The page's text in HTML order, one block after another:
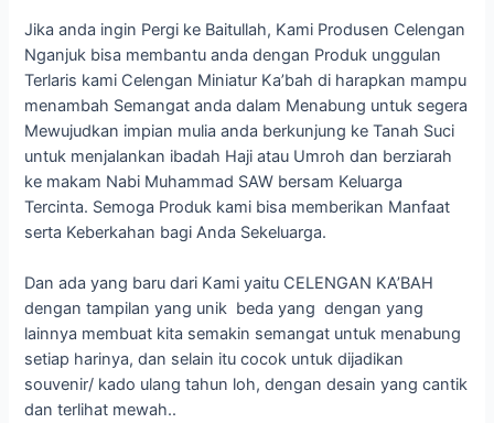
Jika anda ingin Pergi ke Baitullah, Kami Produsen Celengan
Nganjuk bisa membantu anda dengan Produk unggulan
Terlaris kami Celengan Miniatur Ka’bah di harapkan mampu
menambah Semangat anda dalam Menabung untuk segera
Mewujudkan impian mulia anda berkunjung ke Tanah Suci
untuk menjalankan ibadah Haji atau Umroh dan berziarah
ke makam Nabi Muhammad SAW bersam Keluarga
Tercinta. Semoga Produk kami bisa memberikan Manfaat
serta Keberkahan bagi Anda Sekeluarga.
Dan ada yang baru dari Kami yaitu CELENGAN KA’BAH
dengan tampilan yang unik beda yang dengan yang
lainnya membuat kita semakin semangat untuk menabung
setiap harinya, dan selain itu cocok untuk dijadikan
souvenir/ kado ulang tahun loh, dengan desain yang cantik
dan terlihat mewah..